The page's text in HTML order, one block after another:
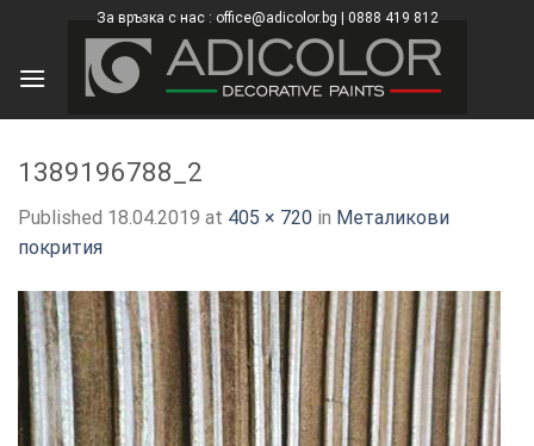
content
За връзка с нас : office@adicolor.bg | 0888 419 812
1389196788_2
Published 18.04.2019 at 405 × 720 in Металикови
покрития
×